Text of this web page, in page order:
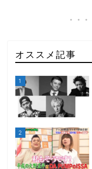
オススメ記事
1
2